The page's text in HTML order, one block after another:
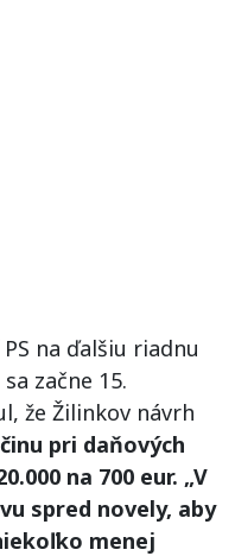
na ďalšiu riadnu
začne 15.
že Žilinkov návrh
pri daňových
na 700 eur. „V
spred novely, aby
menej